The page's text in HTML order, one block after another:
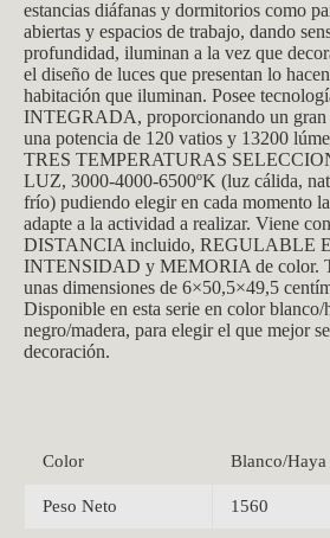
estancias diáfanas y dormitorios como
abiertas y espacios de trabajo, dando
profundidad, iluminan a la vez que
el diseño de luces que presentan lo
habitación que iluminan. Posee
INTEGRADA, proporcionando un gran
una potencia de 120 vatios y 13200
TRES TEMPERATURAS
LUZ, 3000-4000-6500ºK (luz cálida,
frío) pudiendo elegir en cada momento
adapte a la actividad a realizar. Viene
DISTANCIA incluido, REGULABLE
INTENSIDAD y MEMORIA de color.
unas dimensiones de 6×50,5×49,5
Disponible en esta serie en color blanco/
negro/madera, para elegir el que mejor
decoración.
Color Blanco/Haya
Peso Neto 1560